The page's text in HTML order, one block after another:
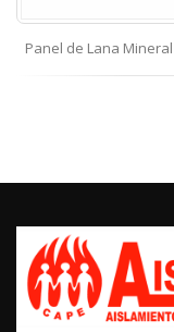
Panel de Lana